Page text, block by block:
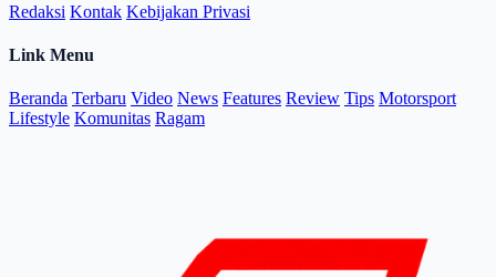
Redaksi Kontak Kebijakan Privasi
Link Menu
Beranda Terbaru Video News Features Review Tips Motorsport
Lifestyle Komunitas Ragam